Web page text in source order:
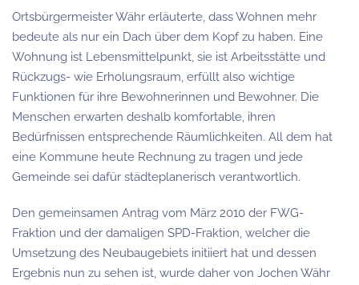
Ortsbürgermeister Währ erläuterte, dass Wohnen mehr
bedeute als nur ein Dach über dem Kopf zu haben. Eine
Wohnung ist Lebensmittelpunkt, sie ist Arbeitsstätte und
Rückzugs- wie Erholungsraum, erfüllt also wichtige
Funktionen für ihre Bewohnerinnen und Bewohner. Die
Menschen erwarten deshalb komfortable, ihren
Bedürfnissen entsprechende Räumlichkeiten. All dem hat
eine Kommune heute Rechnung zu tragen und jede
Gemeinde sei dafür städteplanerisch verantwortlich.
Den gemeinsamen Antrag vom März 2010 der FWG-
Fraktion und der damaligen SPD-Fraktion, welcher die
Umsetzung des Neubaugebiets initiiert hat und dessen
Ergebnis nun zu sehen ist, wurde daher von Jochen Währ